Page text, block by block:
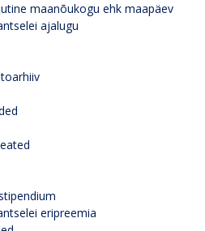
maanõukogu ehk maapäev
ajalugu
eripreemia